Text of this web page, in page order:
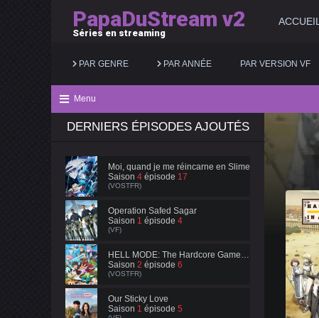
PapaDuStream v2
Séries en streaming
ACCUEIL
PAR GENRE
Action
Animation
Aventure
Biopic
Comédie
Documentaire
Fantastique
PAR ANNÉE
2025
2022
PAR VERSION VF
Menu
DERNIERS ÉPISODES AJOUTÉS
Moi, quand je me réincarne en Slime
Saison 4 épisode 17
(VOSTFR)
Operation Safed Sagar
Saison 1 épisode 4
(VF)
HELL MODE: The Hardcore Gamer Dominates in Another World with Garbage Balancing
Saison 2 épisode 6
(VOSTFR)
Our Sticky Love
Saison 1 épisode 5